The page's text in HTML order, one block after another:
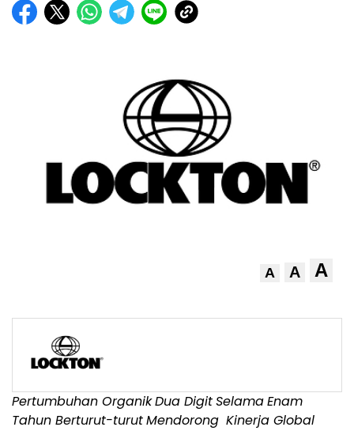
A A A
Pertumbuhan OrganikDua DigitSelamaEnam
Tahun Berturut-turutMendorong Kinerja Global